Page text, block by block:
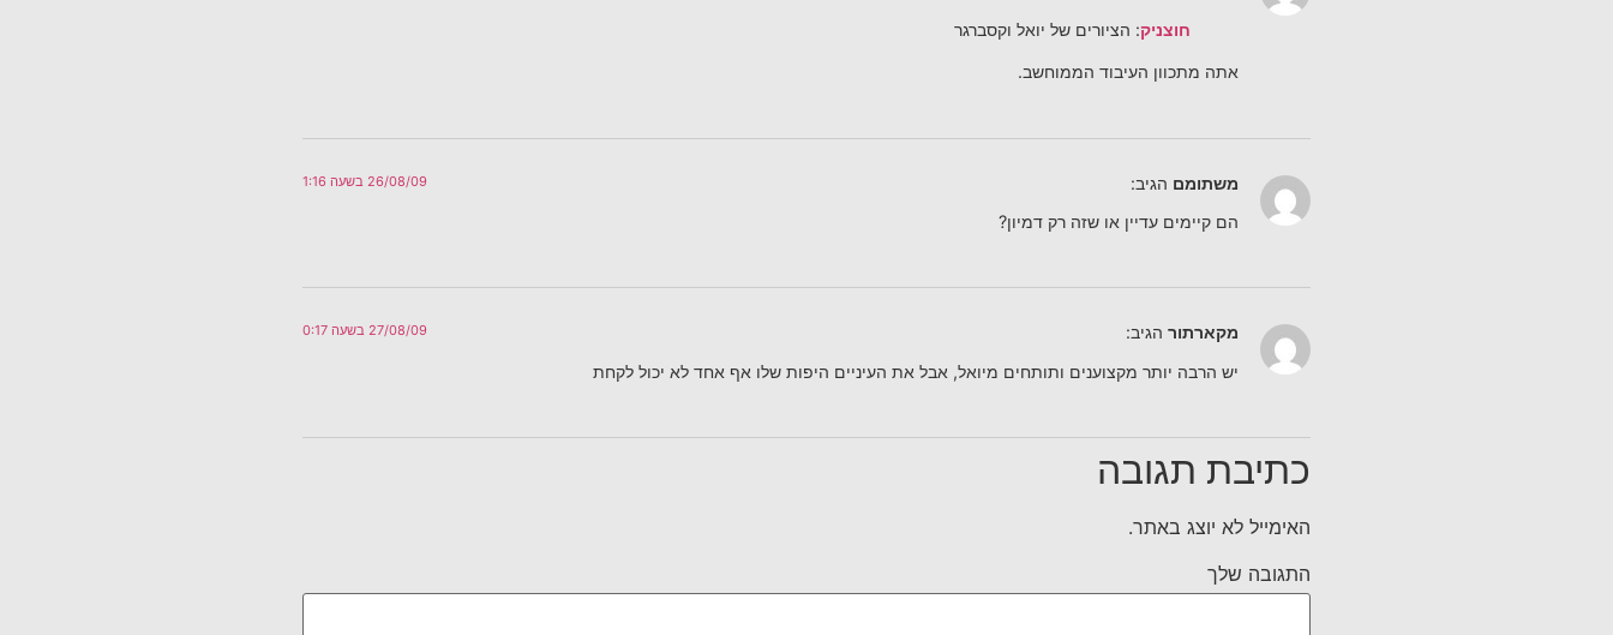
חוצניק: הציורים של יואל וקסברגר
אתה מתכוון העיבוד הממוחשב.
משתומם הגיב: 26/08/09 בשעה 1:16
הם קיימים עדיין או שזה רק דמיון?
מקארתור הגיב: 27/08/09 בשעה 0:17
יש הרבה יותר מקצוענים ותותחים מיואל, אבל את העיניים היפות שלו אף אחד לא יכול לקחת
כתיבת תגובה
האימייל לא יוצג באתר.
התגובה שלך